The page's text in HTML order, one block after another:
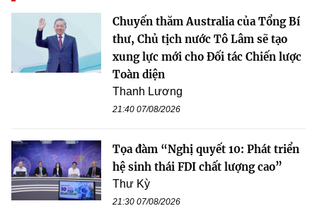
Chuyến thăm Australia của Tổng Bí
thư, Chủ tịch nước Tô Lâm sẽ tạo
xung lực mới cho Đối tác Chiến lược
Toàn diện
Thanh Lương
21:40 07/08/2026
Tọa đàm “Nghị quyết 10: Phát triển
hệ sinh thái FDI chất lượng cao”
Thư Kỳ
21:30 07/08/2026